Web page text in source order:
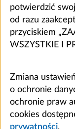
potwierdzić
od razu
przyciskiem
WSZYSTKIE I
Zmiana
o ochronie
ochronie praw
cookies
prywatności.